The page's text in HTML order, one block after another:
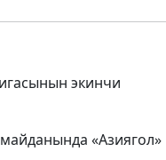
экинчи
«Азиягол»